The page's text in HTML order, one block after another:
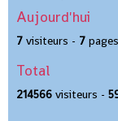
Aujourd'hui
7 visiteurs - 7
Total
214566 visiteurs -